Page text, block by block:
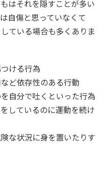
はそれを隠すことが多い
自傷と思っていなくて
ている場合も多くありま
ける行為
ど依存性のある行動
自分で吐くといった行為
しているのに運動を続け
な状況に身を置いたりす